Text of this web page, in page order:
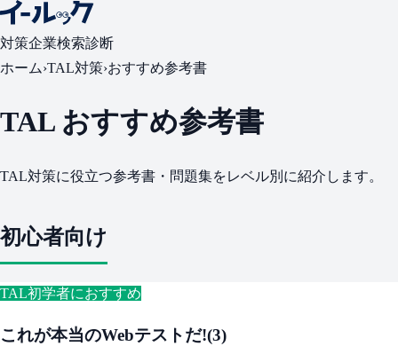
対策企業検索診断
ホーム›TAL対策›おすすめ参考書
TAL おすすめ参考書
TAL対策に役立つ参考書・問題集をレベル別に紹介します。
初心者向け
TAL初学者におすすめ
これが本当のWebテストだ!(3)